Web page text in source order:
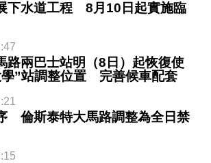
下水道工程 8月10日起實施臨
路兩巴士站明（8日）起恢復使
”站調整位置 完善候車配套
倫斯泰特大馬路調整為全日禁